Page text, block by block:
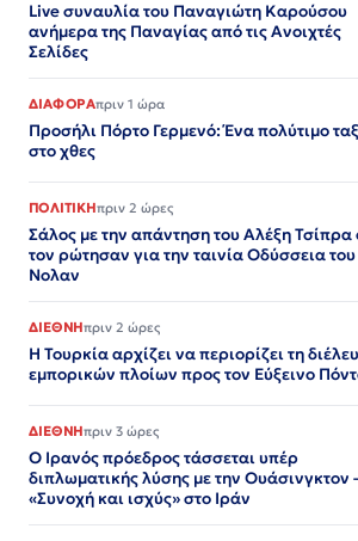
Live συναυλία του Παναγιώτη Καρούσου
ανήμερα της Παναγίας από τις Ανοιχτές
Σελίδες
ΔΙΑΦΟΡΑπριν 1 ώρα
Προσήλι Πόρτο Γερμενό: Ένα πολύτιμο
στο χθες
ΠΟΛΙΤΙΚΗπριν 2 ώρες
Σάλος με την απάντηση του Αλέξη Τσίπρα
τον ρώτησαν για την ταινία Οδύσσεια του
Νολαν
ΔΙΕΘΝΗπριν 2 ώρες
Η Τουρκία αρχίζει να περιορίζει τη
εμπορικών πλοίων προς τον Εύξεινο
ΔΙΕΘΝΗπριν 3 ώρες
Ο Ιρανός πρόεδρος τάσσεται υπέρ
διπλωματικής λύσης με την Ουάσινγκτον
«Συνοχή και ισχύς» στο Ιράν​​​​​​​​​​​​​​​​​​​​​​​​​​​​​​​​​​​​​​​​​​​​​​​​​​